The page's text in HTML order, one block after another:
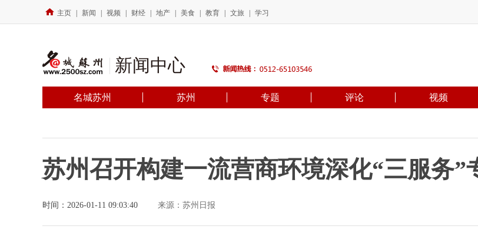
主页 新闻 视频 财经 地产 美食 教育 文旅 学习
新闻中心
名城苏州 苏州 专题 评论 视频
苏州召开构建一流营商环境深化“三服务”
时间：2026-01-11 09:03:40 来源：苏州日报